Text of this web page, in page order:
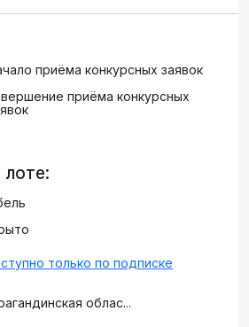
приёма конкурсных заявок
приёма конкурсных
только по подписке
облас...